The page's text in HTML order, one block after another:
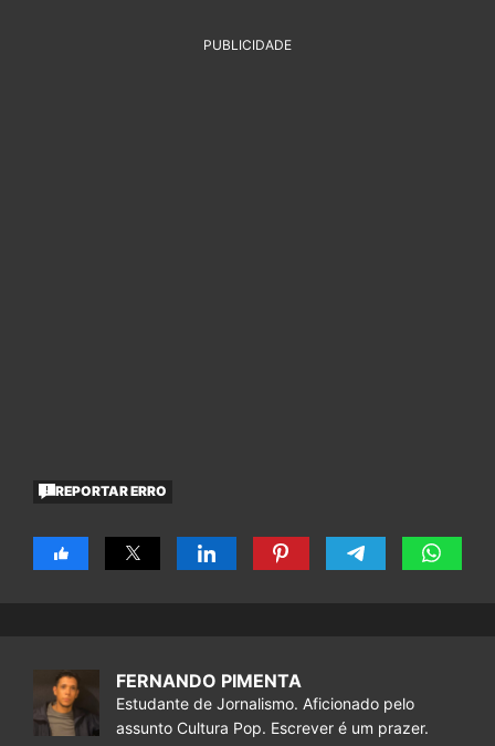
PUBLICIDADE
REPORTAR ERRO
FERNANDO PIMENTA
Estudante de Jornalismo. Aficionado pelo
assunto Cultura Pop. Escrever é um prazer.